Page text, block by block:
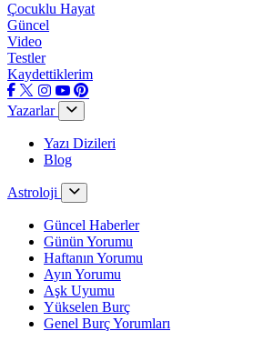
Çocuklu Hayat
Güncel
Video
Testler
Kaydettiklerim
Yazarlar
Yazı Dizileri
Blog
Astroloji
Güncel Haberler
Günün Yorumu
Haftanın Yorumu
Ayın Yorumu
Aşk Uyumu
Yükselen Burç
Genel Burç Yorumları